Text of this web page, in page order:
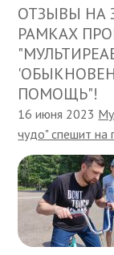
ОТЗЫВЫ НА
РАМКАХ
ПОМОЩЬ"!
16 июня 2023
чудо" спешит на